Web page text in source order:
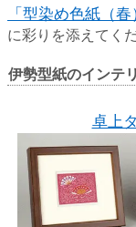
「型染め色紙（春
に彩りを添えてくだ
伊勢型紙のインテ
卓上